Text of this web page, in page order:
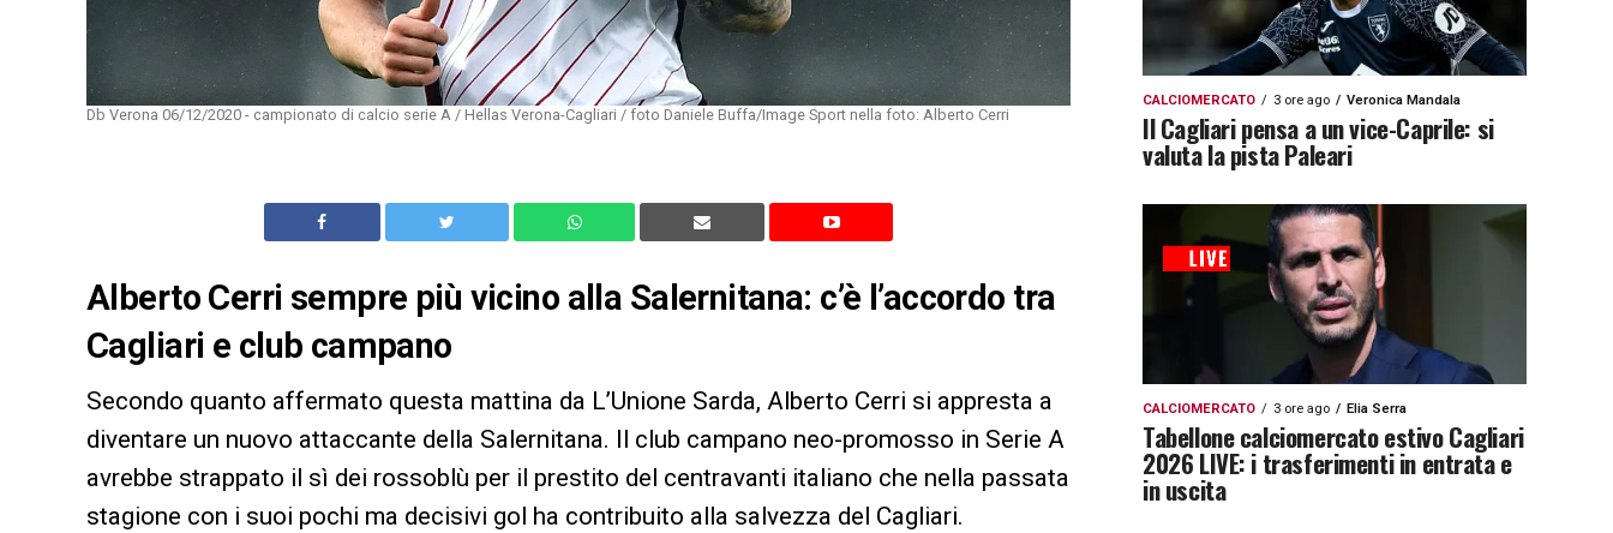
Db Verona 06/12/2020 - campionato di calcio serie A / Hellas Verona-Cagliari / foto Daniele Buffa/Image Sport nella foto: Alberto Cerri
Alberto Cerri sempre più vicino alla Salernitana: c’è l’accordo tra
Cagliari e club campano
Secondo quanto affermato questa mattina da L’Unione Sarda, Alberto Cerri si appresta a
diventare un nuovo attaccante della Salernitana. Il club campano neo-promosso in Serie A
avrebbe strappato il sì dei rossoblù per il prestito del centravanti italiano che nella passata
stagione con i suoi pochi ma decisivi gol ha contribuito alla salvezza del Cagliari.
CALCIOMERCATO 3 ore ago Veronica Mandala
Il Cagliari pensa a un vice-Caprile: si
valuta la pista Paleari
CALCIOMERCATO 3 ore ago Elia Serra
Tabellone calciomercato estivo Cagliari
2026 LIVE: i trasferimenti in entrata e
in uscita